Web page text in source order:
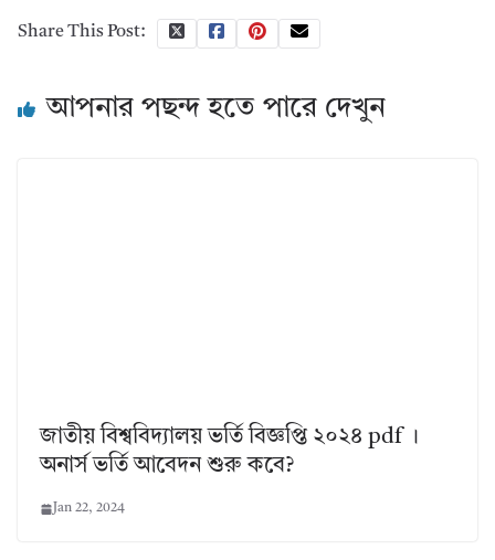
Share This Post:
আপনার পছন্দ হতে পারে দেখুন
জাতীয় বিশ্ববিদ্যালয় ভর্তি বিজ্ঞপ্তি ২০২৪ pdf ।
অনার্স ভর্তি আবেদন শুরু কবে?
Jan 22, 2024